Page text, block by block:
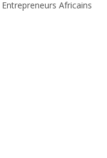
Africains